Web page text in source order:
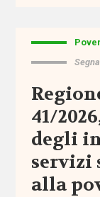
Sezioni
Comunicazioni
Dati e
ricerche
41/
degli
servizi
alla